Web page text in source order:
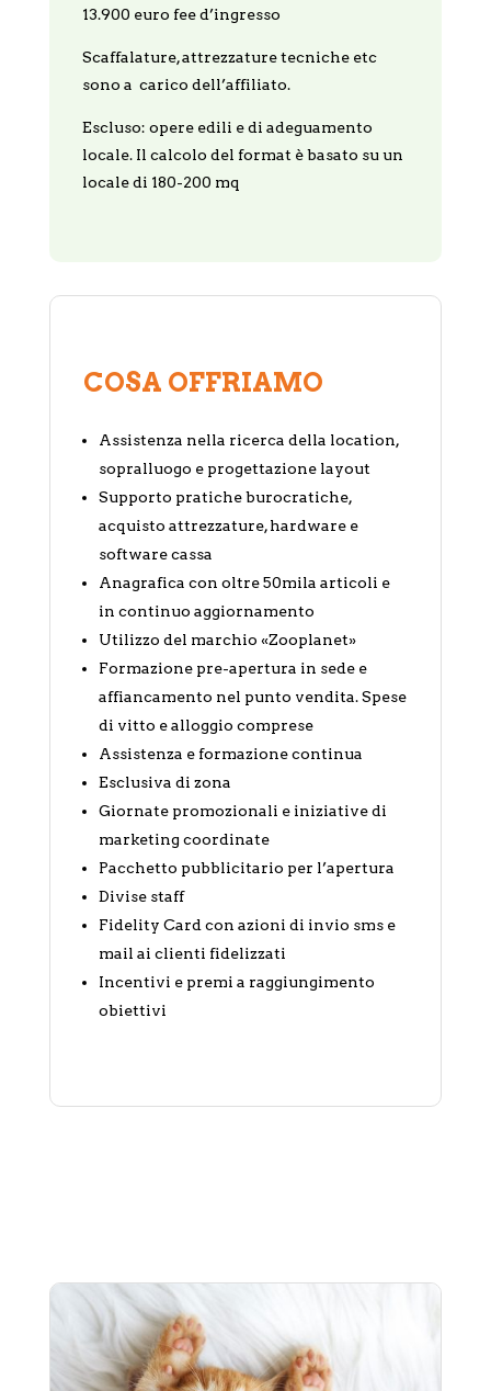
13.900 euro fee d’ingresso
Scaffalature, attrezzature tecniche etc
sono a carico dell’affiliato.
Escluso: opere edili e di adeguamento
locale. Il calcolo del format è basato su un
locale di 180-200 mq
COSA OFFRIAMO
Assistenza nella ricerca della location,
sopralluogo e progettazione layout
Supporto pratiche burocratiche,
acquisto attrezzature, hardware e
software cassa
Anagrafica con oltre 50mila articoli e
in continuo aggiornamento
Utilizzo del marchio «Zooplanet»
Formazione pre-apertura in sede e
affiancamento nel punto vendita. Spese
di vitto e alloggio comprese
Assistenza e formazione continua
Esclusiva di zona
Giornate promozionali e iniziative di
marketing coordinate
Pacchetto pubblicitario per l’apertura
Divise staff
Fidelity Card con azioni di invio sms e
mail ai clienti fidelizzati
Incentivi e premi a raggiungimento
obiettivi